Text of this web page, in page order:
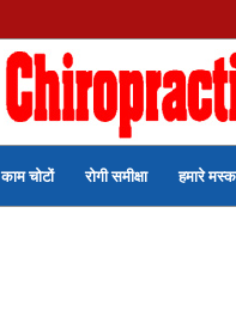
काम चोटों रोगी समीक्षा हमारे